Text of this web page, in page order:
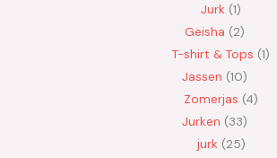
Jurk 1
Geisha 2
T-shirt & Tops 1
Jassen 10
Zomerjas 4
Jurken 33
jurk 25